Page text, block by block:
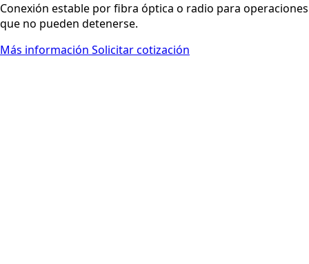
Conexión estable por fibra óptica o radio para operaciones
que no pueden detenerse.
Más información Solicitar cotización